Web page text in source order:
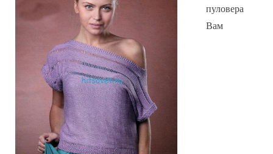
пуловера
Вам